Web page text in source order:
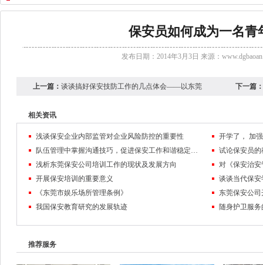
保安员如何成为一名青
发布日期：2014年3月3日 来源：
上一篇： 谈谈搞好保安技防工作的几点体会——以东莞 下一篇：
相关资讯
浅谈保安企业内部监管对企业风险防控的重要性
队伍管理中掌握沟通技巧，促进保安工作和谐稳定发展
试论保安员
浅析东莞保安公司培训工作的现状及发展方向
对《保安治
开展保安培训的重要意义
谈谈当代保
《东莞市娱乐场所管理条例》
东莞保安公
我国保安教育研究的发展轨迹
随身护卫服
推荐服务